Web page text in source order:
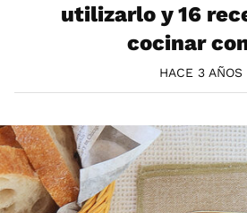
utilizarlo y 16
cocinar
HACE 3 AÑOS